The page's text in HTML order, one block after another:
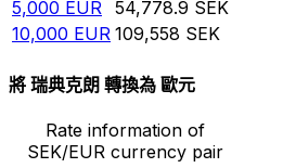
5,000 EUR 54,778.9 SEK
10,000 EUR 109,558 SEK
將 瑞典克朗 轉換為 歐元
Rate information of
SEK/EUR currency pair